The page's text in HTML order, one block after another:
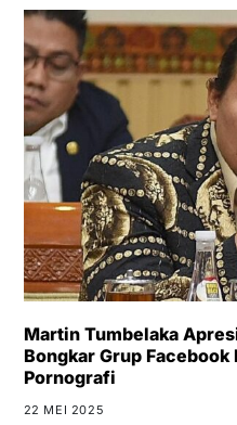
Martin Tumbelaka
Bongkar Grup
Pornografi
22 MEI 2025